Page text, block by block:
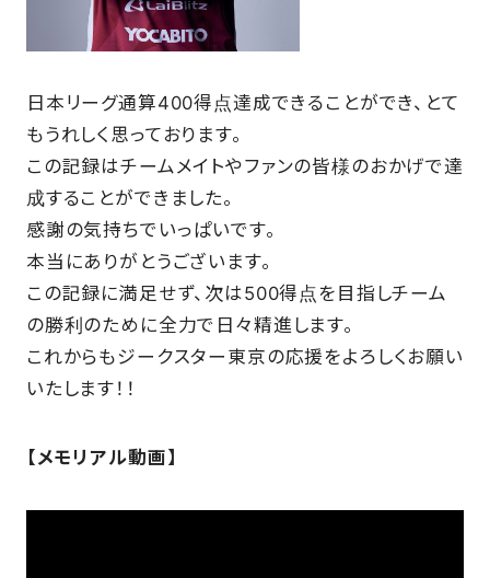
日本リーグ通算400得点達成できることができ、とて
もうれしく思っております。
この記録はチームメイトやファンの皆様のおかげで達
成することができました。
感謝の気持ちでいっぱいです。
本当にありがとうございます。
この記録に満足せず、次は500得点を目指しチーム
の勝利のために全力で日々精進します。
これからもジークスター東京の応援をよろしくお願い
いたします！！
【メモリアル動画】